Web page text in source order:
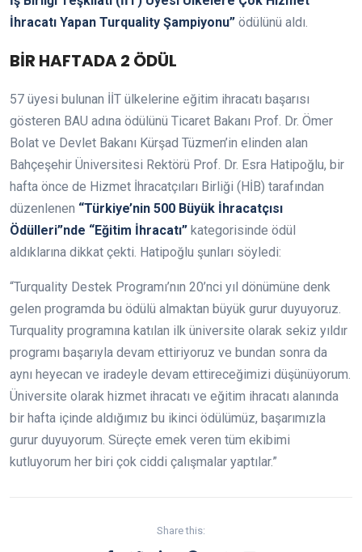
İhracatı Yapan Turquality Şampiyonu” ödülünü aldı.
BİR HAFTADA 2 ÖDÜL
57 üyesi bulunan İİT ülkelerine eğitim ihracatı başarısı
gösteren BAU adına ödülünü Ticaret Bakanı Prof. Dr. Ömer
Bolat ve Devlet Bakanı Kürşad Tüzmen’in elinden alan
Bahçeşehir Üniversitesi Rektörü Prof. Dr. Esra Hatipoğlu, bir
hafta önce de Hizmet İhracatçıları Birliği (HİB) tarafından
düzenlenen “Türkiye’nin 500 Büyük İhracatçısı
Ödülleri”nde “Eğitim İhracatı” kategorisinde ödül
aldıklarına dikkat çekti. Hatipoğlu şunları söyledi:
“Turquality Destek Programı’nın 20’nci yıl dönümüne denk
gelen programda bu ödülü almaktan büyük gurur duyuyoruz.
Turquality programına katılan ilk üniversite olarak sekiz yıldır
programı başarıyla devam ettiriyoruz ve bundan sonra da
aynı heyecan ve iradeyle devam ettireceğimizi düşünüyorum.
Üniversite olarak hizmet ihracatı ve eğitim ihracatı alanında
bir hafta içinde aldığımız bu ikinci ödülümüz, başarımızla
gurur duyuyorum. Süreçte emek veren tüm ekibimi
kutluyorum her biri çok ciddi çalışmalar yaptılar.”
Share this: